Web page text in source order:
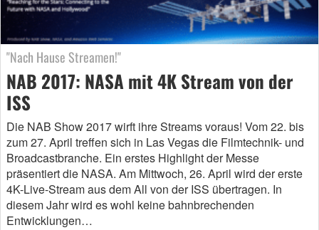
"Nach Hause Streamen!"
NAB 2017: NASA mit 4K Stream von der
ISS
Die NAB Show 2017 wirft ihre Streams voraus! Vom 22. bis
zum 27. April treffen sich in Las Vegas die Filmtechnik- und
Broadcastbranche. Ein erstes Highlight der Messe
präsentiert die NASA. Am Mittwoch, 26. April wird der erste
4K-Live-Stream aus dem All von der ISS übertragen. In
diesem Jahr wird es wohl keine bahnbrechenden
Entwicklungen…